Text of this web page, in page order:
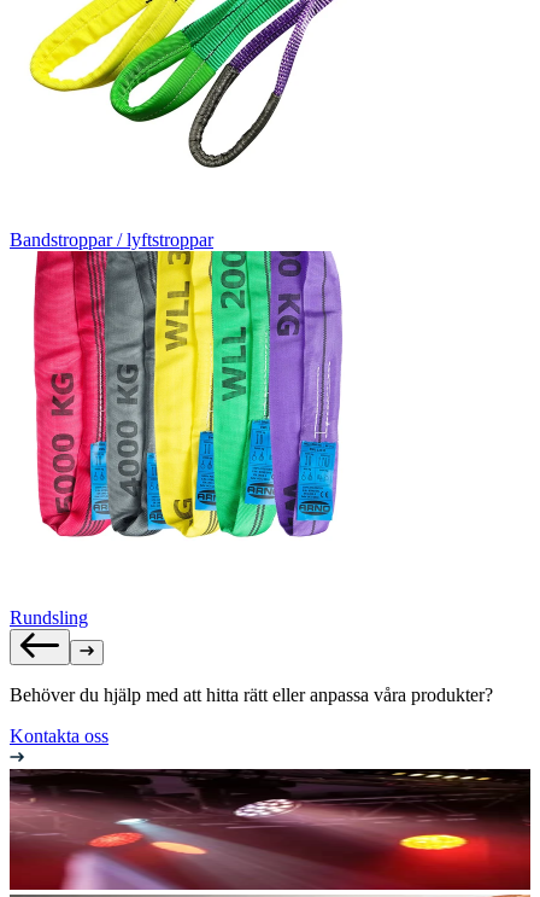
Bandstroppar / lyftstroppar
Rundsling
Behöver du hjälp med att hitta rätt eller anpassa våra produkter?
Kontakta oss